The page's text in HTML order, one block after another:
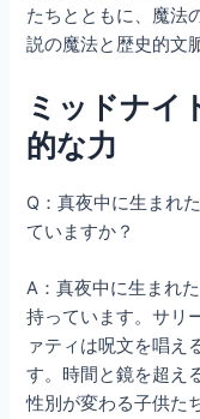
たちとともに、魔法
説の魔法と歴史的文
ミッドナイ
的な力
Q：真夜中に生まれ
ていますか？
A：真夜中に生まれ
持っています。サリ
ァティは呪文を唱え
す。時間と鏡を超え
性別が変わる子供た